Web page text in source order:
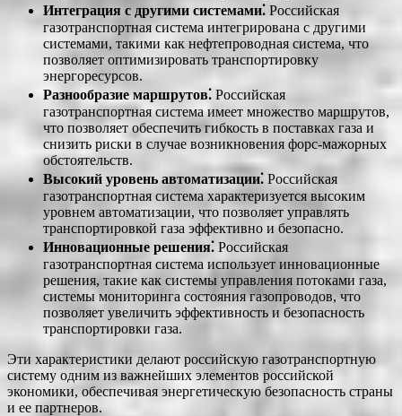
Интеграция с другими системами⁚ Российская
газотранспортная система интегрирована с другими
системами, такими как нефтепроводная система, что
позволяет оптимизировать транспортировку
энергоресурсов.
Разнообразие маршрутов⁚ Российская
газотранспортная система имеет множество маршрутов,
что позволяет обеспечить гибкость в поставках газа и
снизить риски в случае возникновения форс-мажорных
обстоятельств.
Высокий уровень автоматизации⁚ Российская
газотранспортная система характеризуется высоким
уровнем автоматизации, что позволяет управлять
транспортировкой газа эффективно и безопасно.
Инновационные решения⁚ Российская
газотранспортная система использует инновационные
решения, такие как системы управления потоками газа,
системы мониторинга состояния газопроводов, что
позволяет увеличить эффективность и безопасность
транспортировки газа.
Эти характеристики делают российскую газотранспортную
систему одним из важнейших элементов российской
экономики, обеспечивая энергетическую безопасность страны
и ее партнеров.